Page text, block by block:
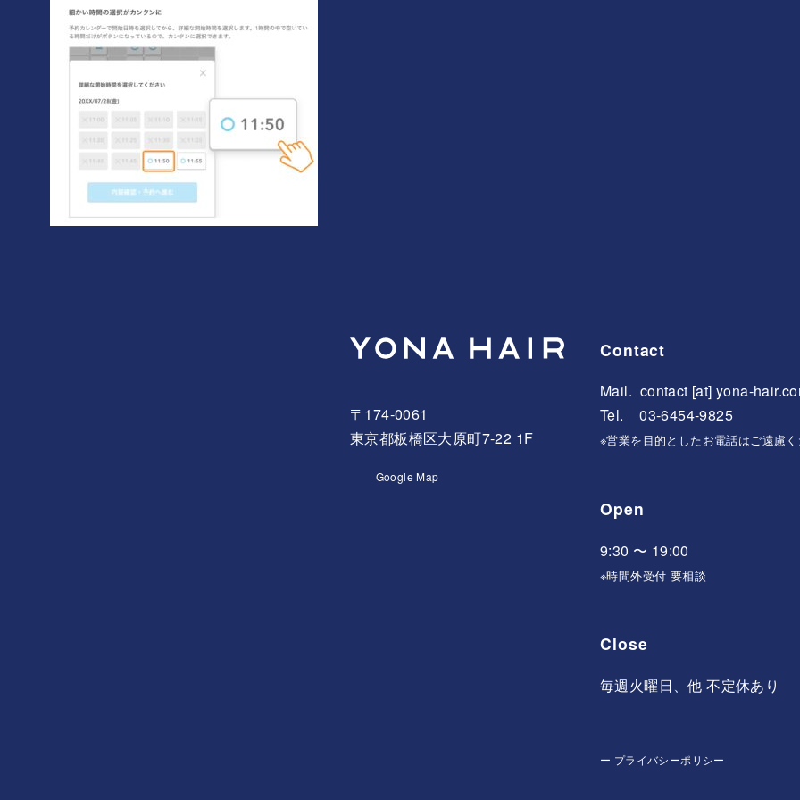
〒174-0061
東京都板橋区大原町7-22 1F
Google Map
Contact
Mail. contact [at] yona-
Tel. 03-6454-9825
※営業を目的としたお電話はご遠慮
Open
9:30 〜 19:00
※時間外受付 要相談
Close
毎週火曜日、他 不定休あり
ー プライバシーポリシー